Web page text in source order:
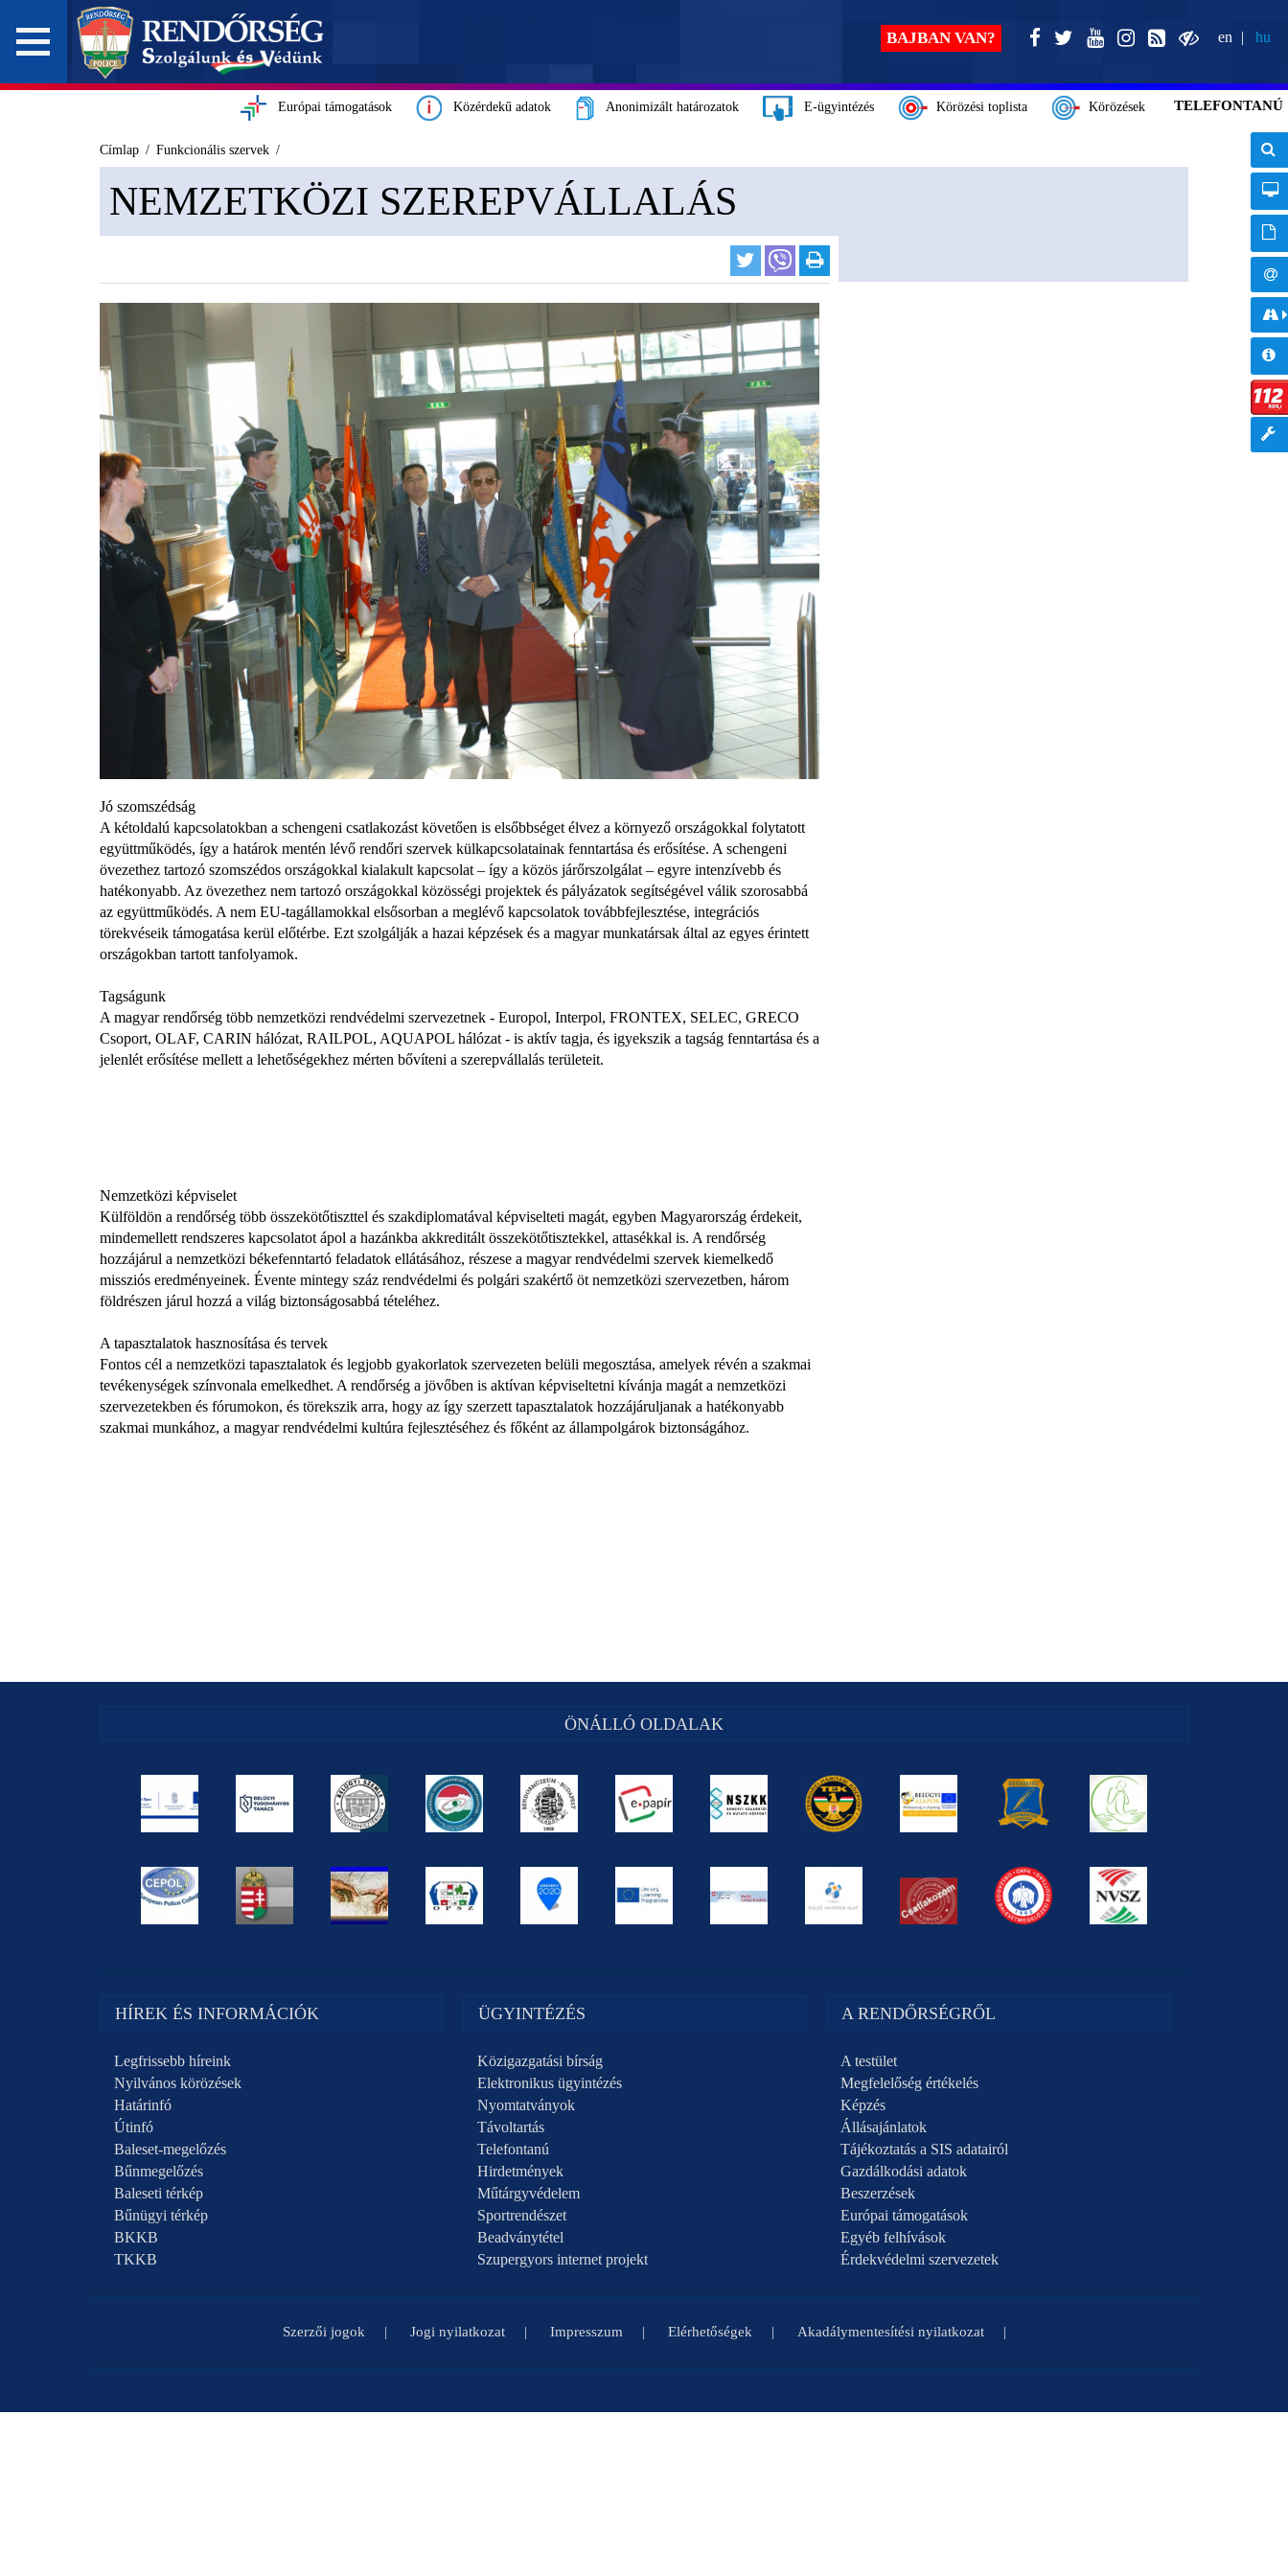
en hu
BAJBAN VAN?
Európai támogatások Közérdekű adatok Anonimizált határozatok E-ügyintézés Körözési toplista Körözések TELEFONTANÚ
Címlap Funkcionális szervek
NEMZETKÖZI SZEREPVÁLLALÁS
Jó szomszédság
A kétoldalú kapcsolatokban a schengeni csatlakozást követően is elsőbbséget élvez a környező országokkal folytatott
együttműködés, így a határok mentén lévő rendőri szervek külkapcsolatainak fenntartása és erősítése. A schengeni
övezethez tartozó szomszédos országokkal kialakult kapcsolat – így a közös járőrszolgálat – egyre intenzívebb és
hatékonyabb. Az övezethez nem tartozó országokkal közösségi projektek és pályázatok segítségével válik szorosabbá
az együttműködés. A nem EU-tagállamokkal elsősorban a meglévő kapcsolatok továbbfejlesztése, integrációs
törekvéseik támogatása kerül előtérbe. Ezt szolgálják a hazai képzések és a magyar munkatársak által az egyes érintett
országokban tartott tanfolyamok.
Tagságunk
A magyar rendőrség több nemzetközi rendvédelmi szervezetnek - Europol, Interpol, FRONTEX, SELEC, GRECO
Csoport, OLAF, CARIN hálózat, RAILPOL, AQUAPOL hálózat - is aktív tagja, és igyekszik a tagság fenntartása és a
jelenlét erősítése mellett a lehetőségekhez mérten bővíteni a szerepvállalás területeit.
Nemzetközi képviselet
Külföldön a rendőrség több összekötőtiszttel és szakdiplomatával képviselteti magát, egyben Magyarország érdekeit,
mindemellett rendszeres kapcsolatot ápol a hazánkba akkreditált összekötőtisztekkel, attasékkal is. A rendőrség
hozzájárul a nemzetközi békefenntartó feladatok ellátásához, részese a magyar rendvédelmi szervek kiemelkedő
missziós eredményeinek. Évente mintegy száz rendvédelmi és polgári szakértő öt nemzetközi szervezetben, három
földrészen járul hozzá a világ biztonságosabbá tételéhez.
A tapasztalatok hasznosítása és tervek
Fontos cél a nemzetközi tapasztalatok és legjobb gyakorlatok szervezeten belüli megosztása, amelyek révén a szakmai
tevékenységek színvonala emelkedhet. A rendőrség a jövőben is aktívan képviseltetni kívánja magát a nemzetközi
szervezetekben és fórumokon, és törekszik arra, hogy az így szerzett tapasztalatok hozzájáruljanak a hatékonyabb
szakmai munkához, a magyar rendvédelmi kultúra fejlesztéséhez és főként az állampolgárok biztonságához.
ÖNÁLLÓ OLDALAK
HÍREK ÉS INFORMÁCIÓK
Legfrissebb híreink
Nyilvános körözések
Határinfó
Útinfó
Baleset-megelőzés
Bűnmegelőzés
Baleseti térkép
Bűnügyi térkép
BKKB
TKKB
ÜGYINTÉZÉS
Közigazgatási bírság
Elektronikus ügyintézés
Nyomtatványok
Távoltartás
Telefontanú
Hirdetmények
Műtárgyvédelem
Sportrendészet
Beadványtétel
Szupergyors internet projekt
A RENDŐRSÉGRŐL
A testület
Megfelelőség értékelés
Képzés
Állásajánlatok
Tájékoztatás a SIS adatairól
Gazdálkodási adatok
Beszerzések
Európai támogatások
Egyéb felhívások
Érdekvédelmi szervezetek
Szerzői jogok Jogi nyilatkozat Impresszum Elérhetőségek Akadálymentesítési nyilatkozat